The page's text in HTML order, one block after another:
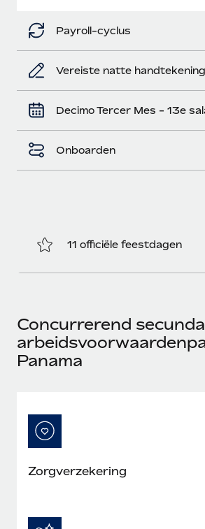
Het blijft de missie van Remote om alle
Hoe Phiture 55 werknemers in
beheert met Remote
Phiture, een toonaangevende leider in
Payroll-cyclus
Vereiste natte handtekening
Decimo Tercer Mes - 13e
Onboarden
11 officiële feestdagen
Concurrerend
Panama
Zorgverzekering